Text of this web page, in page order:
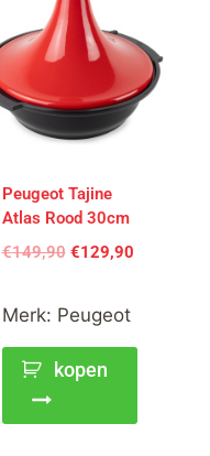
Peugeot Tajine
Atlas Rood 30cm
€149,90 €129,90
Merk: Peugeot
kopen